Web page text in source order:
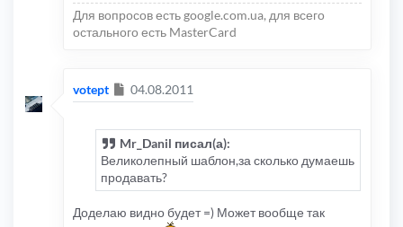
Для вопросов есть google.com.ua, для всего
остального есть MasterCard
votept Сообщение
04.08.2011
Mr_Danil писал(а):
Великолепный шаблон,за сколько думаешь
продавать?
Доделаю видно будет =) Может вообще так